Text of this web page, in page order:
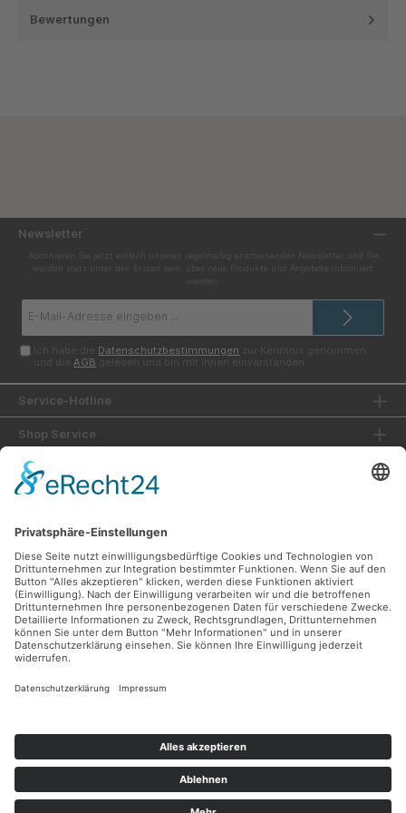
Bewertungen
Newsletter
Abonnieren Sie jetzt einfach unseren regelmäßig erscheinenden Newsletter und Sie
werden stets unter den Ersten sein, über neue Produkte und Angebote informiert
werden.
Mail-
Ich habe die Datenschutzbestimmungen
zur Kenntnis genommen
und die AGB gelesen und bin mit ihnen einverstanden.
Service-Hotline
Shop Service
Informationen
Versandarten
Unsere Communities
Zahlungsarten
Ladengeschäft
Shop Service Informationen
* Alle Preise inkl. gesetzl. Mehrwertsteuer zzgl.Versandkostenund ggf.